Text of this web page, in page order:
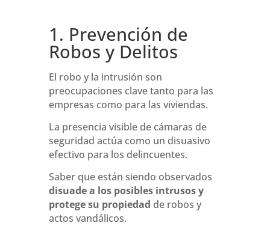
1. Prevención de
Robos y Delitos
El robo y la intrusión son
preocupaciones clave tanto para las
empresas como para las viviendas.
La presencia visible de cámaras de
seguridad actúa como un disuasivo
efectivo para los delincuentes.
Saber que están siendo observados
disuade a los posibles intrusos y
protege su propiedad de robos y
actos vandálicos.